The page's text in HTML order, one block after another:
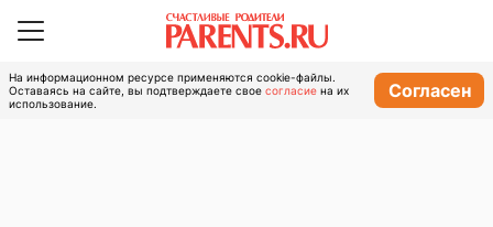
На информационном ресурсе применяются cookie-файлы.
Оставаясь на сайте, вы подтверждаете свое согласие на их
использование.
Согласен